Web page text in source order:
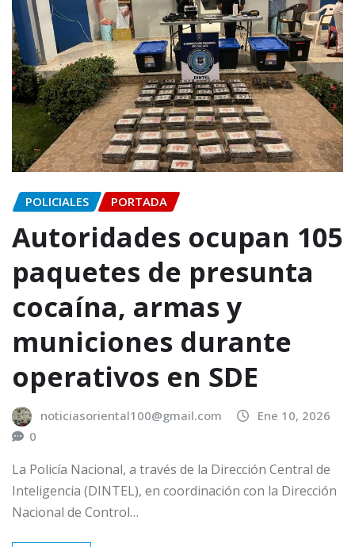
POLICIALES PORTADA
Autoridades ocupan 105
paquetes de presunta
cocaína, armas y
municiones durante
operativos en SDE
noticiasoriental100@gmail.com
Ene 10, 2026
0
La Policía Nacional, a través de la Dirección Central de
Inteligencia (DINTEL), en coordinación con la Dirección
Nacional de Control…